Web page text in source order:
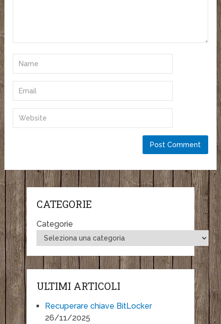
CATEGORIE
Categorie
ULTIMI ARTICOLI
Recuperare chiave BitLocker
26/11/2025